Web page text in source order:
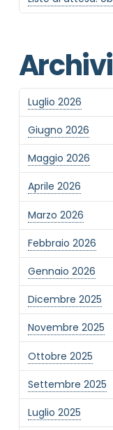
Archivi
Luglio 2026
Giugno 2026
Maggio 2026
Aprile 2026
Marzo 2026
Febbraio 2026
Gennaio 2026
Dicembre 2025
Novembre 2025
Ottobre 2025
Settembre 2025
Luglio 2025